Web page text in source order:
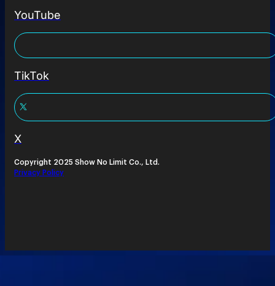
YouTube
TikTok
X
Copyright 2025 Show No Limit Co., Ltd.
Privacy Policy